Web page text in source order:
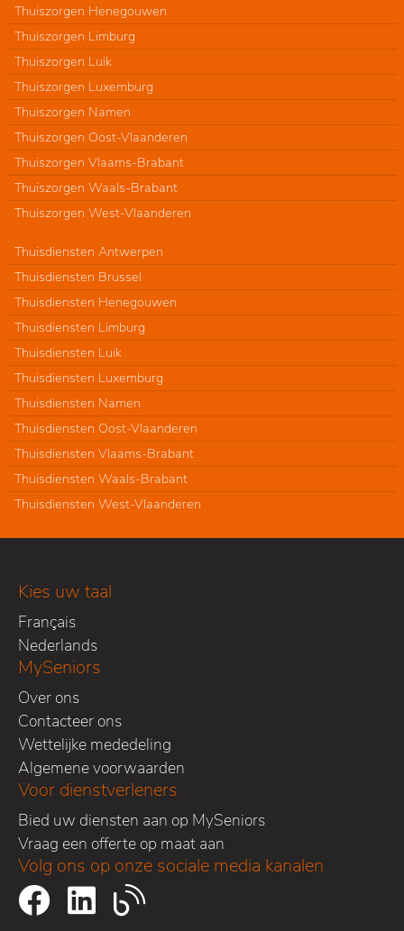
Thuiszorgen Henegouwen
Thuiszorgen Limburg
Thuiszorgen Luik
Thuiszorgen Luxemburg
Thuiszorgen Namen
Thuiszorgen Oost-Vlaanderen
Thuiszorgen Vlaams-Brabant
Thuiszorgen Waals-Brabant
Thuiszorgen West-Vlaanderen
Thuisdiensten Antwerpen
Thuisdiensten Brussel
Thuisdiensten Henegouwen
Thuisdiensten Limburg
Thuisdiensten Luik
Thuisdiensten Luxemburg
Thuisdiensten Namen
Thuisdiensten Oost-Vlaanderen
Thuisdiensten Vlaams-Brabant
Thuisdiensten Waals-Brabant
Thuisdiensten West-Vlaanderen
Kies uw taal
Français
Nederlands
MySeniors
Over ons
Contacteer ons
Wettelijke mededeling
Algemene voorwaarden
Voor dienstverleners
Bied uw diensten aan op MySeniors
Vraag een offerte op maat aan
Volg ons op onze sociale media kanalen